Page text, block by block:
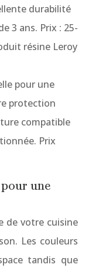
durabilité
3 ans. Prix : 25-
résine Leroy
pour une
protection
compatible
Prix
une
de votre cuisine
Les couleurs
tandis que